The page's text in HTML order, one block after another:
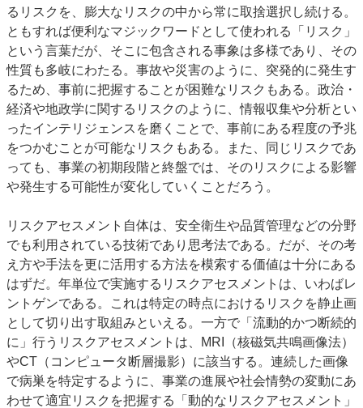
るリスクを、膨大なリスクの中から常に取捨選択し続ける。
ともすれば便利なマジックワードとして使われる「リスク」
という言葉だが、そこに包含される事象は多様であり、その
性質も多岐にわたる。事故や災害のように、突発的に発生す
るため、事前に把握することが困難なリスクもある。政治・
経済や地政学に関するリスクのように、情報収集や分析とい
ったインテリジェンスを磨くことで、事前にある程度の予兆
をつかむことが可能なリスクもある。また、同じリスクであ
っても、事業の初期段階と終盤では、そのリスクによる影響
や発生する可能性が変化していくことだろう。
リスクアセスメント自体は、安全衛生や品質管理などの分野
でも利用されている技術であり思考法である。だが、その考
え方や手法を更に活用する方法を模索する価値は十分にある
はずだ。年単位で実施するリスクアセスメントは、いわばレ
ントゲンである。これは特定の時点におけるリスクを静止画
として切り出す取組みといえる。一方で「流動的かつ断続的
に」行うリスクアセスメントは、MRI（核磁気共鳴画像法）
やCT（コンピュータ断層撮影）に該当する。連続した画像
で病巣を特定するように、事業の進展や社会情勢の変動にあ
わせて適宜リスクを把握する「動的なリスクアセスメント」